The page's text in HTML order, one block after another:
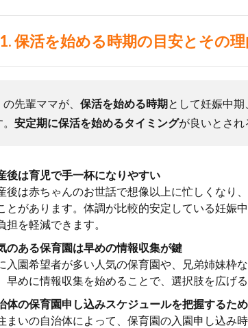
保活を始める時期の目安とその理
の先輩ママが、 保活を始める時期として妊娠中
安定期に保活を始めるタイミングが良いとされ
後は育児で手一杯になりやすい
後は赤ちゃんのお世話で想像以上に忙しくなり
とがあります。体調が比較的安定している妊娠
担を軽減できます。
のある保育園は早めの情報収集が鍵
入園希望者が多い人気の保育園や、兄弟姉妹枠
早めに情報収集を始めることで、選択肢を広げる
体の保育園申し込みスケジュールを把握するため
まいの自治体によって、保育園の入園申し込み